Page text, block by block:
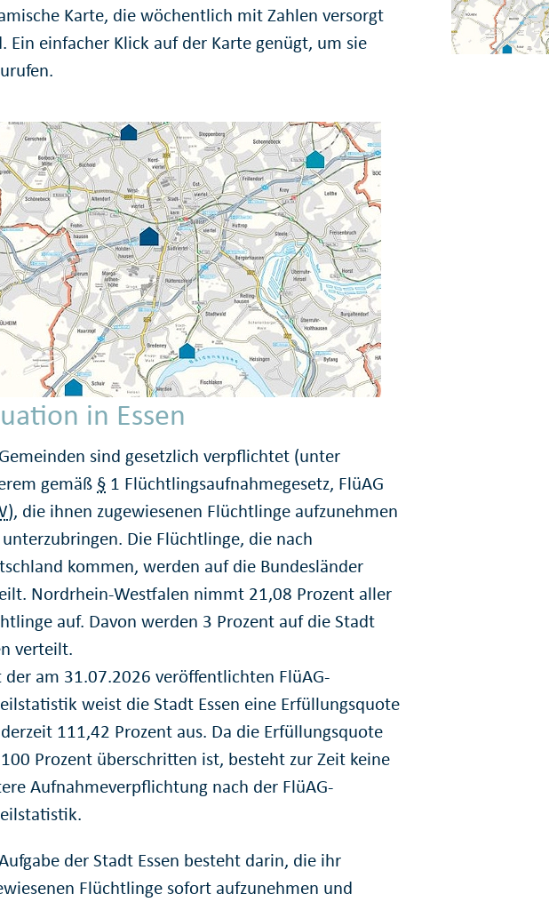
Karte, die wöchentlich mit Zahlen versorgt
Ein einfacher Klick auf der Karte genügt, um sie
in Essen
sind gesetzlich verpflichtet (unter
gemäß § 1 Flüchtlingsaufnahmegesetz, FlüAG
), die ihnen zugewiesenen Flüchtlinge aufzunehmen
Die Flüchtlinge, die nach
kommen, werden auf die Bundesländer
Nordrhein-Westfalen nimmt 21,08 Prozent aller
auf. Davon werden 3 Prozent auf die Stadt
verteilt.
der am 31.07.2026 veröffentlichten FlüAG-
weist die Stadt Essen eine Erfüllungsquote
111,42 Prozent aus. Da die Erfüllungsquote
Prozent überschritten ist, besteht zur Zeit keine
Aufnahmeverpflichtung nach der FlüAG-
der Stadt Essen besteht darin, die ihr
Flüchtlinge sofort aufzunehmen und